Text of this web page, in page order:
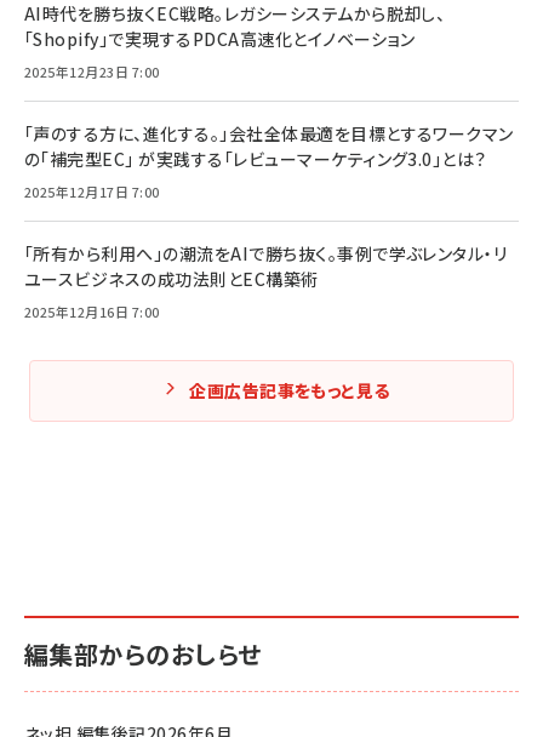
AI時代を勝ち抜くEC戦略。レガシーシステムから脱却し、
「Shopify」で実現するPDCA高速化とイノベーション
2025年12月23日 7:00
「声のする方に、進化する。」会社全体最適を目標とするワークマン
の「補完型EC」 が実践する「レビューマーケティング3.0」とは？
2025年12月17日 7:00
「所有から利用へ」の潮流をAIで勝ち抜く。事例で学ぶレンタル・リ
ユースビジネスの成功法則とEC構築術
2025年12月16日 7:00
企画広告記事をもっと見る
編集部からのおしらせ